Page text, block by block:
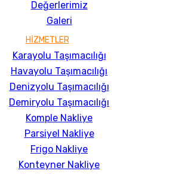
Değerlerimiz
Galeri
HİZMETLER
Karayolu Taşımacılığı
Havayolu Taşımacılığı
Denizyolu Taşımacılığı
Demiryolu Taşımacılığı
Komple Nakliye
Parsiyel Nakliye
Frigo Nakliye
Konteyner Nakliye